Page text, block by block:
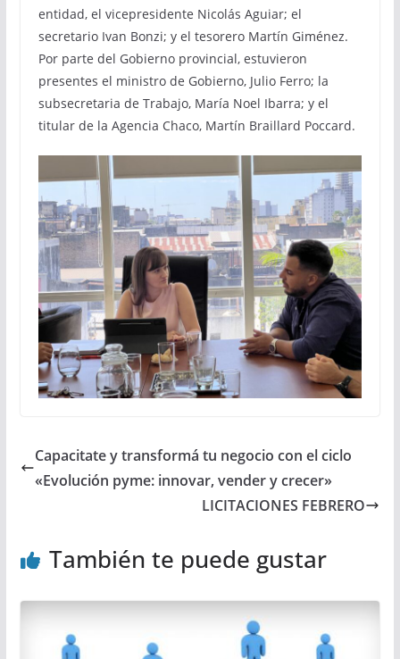
entidad, el vicepresidente Nicolás Aguiar; el
secretario Ivan Bonzi; y el tesorero Martín Giménez.
Por parte del Gobierno provincial, estuvieron
presentes el ministro de Gobierno, Julio Ferro; la
subsecretaria de Trabajo, María Noel Ibarra; y el
titular de la Agencia Chaco, Martín Braillard Poccard.
Capacitate y transformá tu negocio con el ciclo
«Evolución pyme: innovar, vender y crecer»
LICITACIONES FEBRERO
También te puede gustar